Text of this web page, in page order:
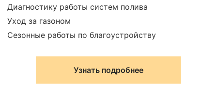
Диагностику работы систем полива
Уход за газоном
Сезонные работы по благоустройству
Узнать подробнее